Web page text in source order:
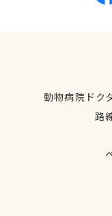
動物病院ドク
路